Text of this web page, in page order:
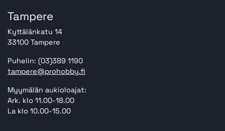
Tampere
Kyttälänkatu 14
33100 Tampere
Puhelin: (03)389 1190
tampere@prohobby.fi
Myymälän aukioloajat:
Ark. klo 11.00-18.00
La klo 10.00-15.00